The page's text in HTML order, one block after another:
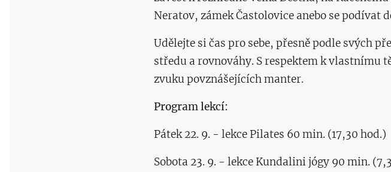
Neratov, zámek Častolovice anebo se podívat
Udělejte si čas pro sebe, přesně podle svých
středu a rovnováhy. S respektem k vlastnímu
zvuku povznášejících manter.
Program lekcí:
Pátek 22. 9. - lekce Pilates 60 min. (17,30 hod.)
Sobota 23. 9. - lekce Kundalini jógy 90 min.